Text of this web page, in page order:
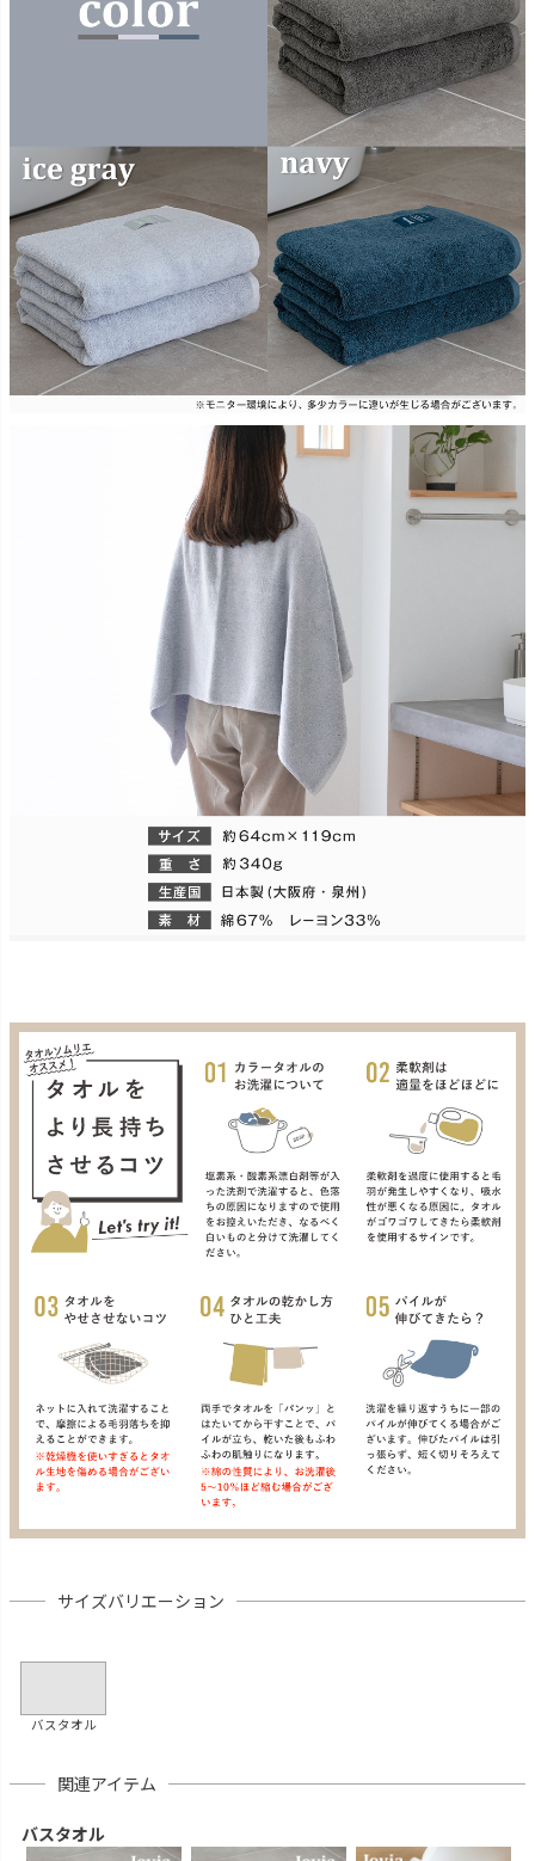
サイズバリエーション
バスタオル
関連アイテム
バスタオル